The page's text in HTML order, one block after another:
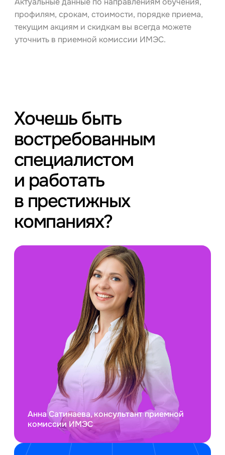
профилям, срокам, стоимости, порядке приема,
текущим акциям и скидкам вы всегда можете
уточнить в приемной комиссии ИМЭС.
Хочешь быть
востребованным
специалистом
и работать
в престижных
компаниях?
Анна Сатинаева, консультант приемной
комиссии ИМЭС